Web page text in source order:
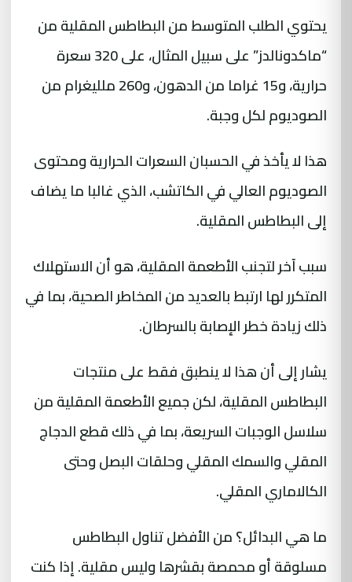
يحتوي الطلب المتوسط ​​من البطاطس المقلية من
“ماكدونالدز” على سبيل المثال، على 320 سعرة
حرارية، و15 غراما من الدهون، و260 ملليغرام من
الصوديوم لكل وجبة.
هذا لا يأخذ في الحسبان السعرات الحرارية ومحتوى
الصوديوم العالي في الكاتشب، الذي غالبا ما يضاف
إلى البطاطس المقلية.
سبب آخر لتجنب الأطعمة المقلية، هو أن الاستهلاك
المتكرر لها ارتبط بالعديد من المخاطر الصحية، بما في
ذلك زيادة خطر الإصابة بالسرطان.
يشار إلى أن هذا لا ينطبق فقط على منتجات
البطاطس المقلية، لكن جميع الأطعمة المقلية من
سلاسل الوجبات السريعة، بما في ذلك قطع الدجاج
المقلي والسمك المقلي وحلقات البصل وحتى
الكالاماري المقلي.
ما هي البدائل؟ من الأفضل تناول البطاطس
مسلوقة أو محمصة بقشرها وليس مقلية. إذا كنت